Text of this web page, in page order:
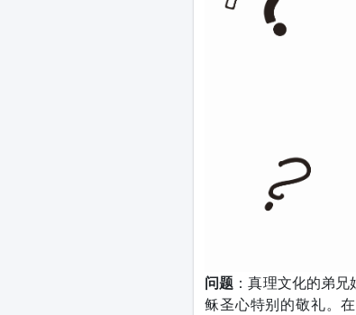
问题 ：真理文化的弟
稣圣心特别的敬礼。